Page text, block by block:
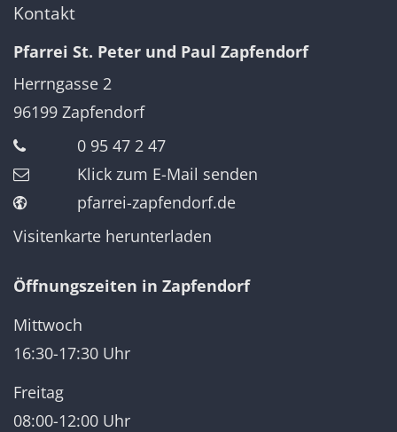
Kontakt
Pfarrei St. Peter und Paul Zapfendorf
Herrngasse 2
96199 Zapfendorf
0 95 47 2 47
Klick zum E-Mail senden
pfarrei-zapfendorf.de
Visitenkarte herunterladen
Öffnungszeiten in Zapfendorf
Mittwoch
16:30-17:30 Uhr
Freitag
08:00-12:00 Uhr